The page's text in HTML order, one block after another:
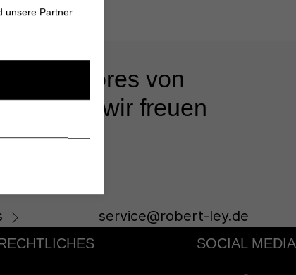
Stores von
- wir freuen
service@robert-ley.de
SOCIAL MEDIA
unsere Partner